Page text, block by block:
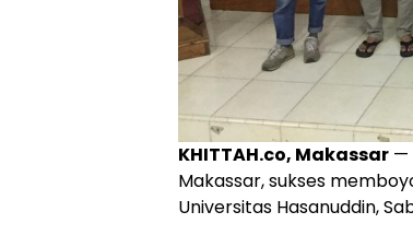
KHITTAH.co, Makassar —
Makassar, sukses
Universitas Hasanuddin,